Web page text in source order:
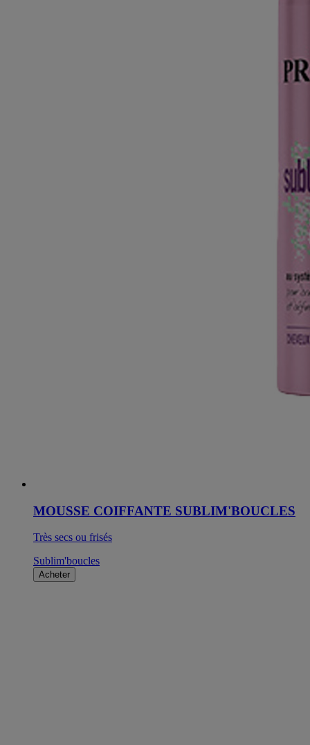
MOUSSE COIFFANTE SUBLIM'BOUCLES
Très secs ou frisés
Sublim'boucles
Acheter